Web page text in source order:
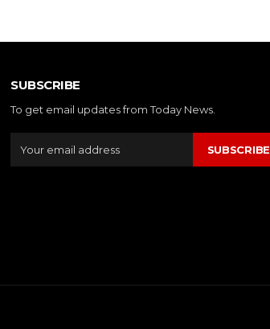
SUBSCRIBE
To get email updates from Today News.
SUBSCRIBE